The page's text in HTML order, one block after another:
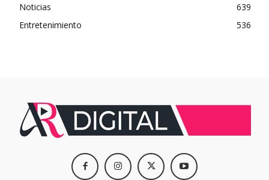
Noticias
639
Entretenimiento
536